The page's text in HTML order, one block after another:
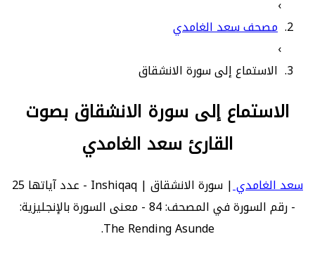
›
مصحف سعد الغامدي
›
الاستماع إلى سورة الانشقاق
الاستماع إلى سورة الانشقاق بصوت
القارئ سعد الغامدي
سعد الغامدي
| سورة الانشقاق | Inshiqaq - عدد آياتها 25
- رقم السورة في المصحف: 84 - معنى السورة بالإنجليزية:
The Rending Asunde.